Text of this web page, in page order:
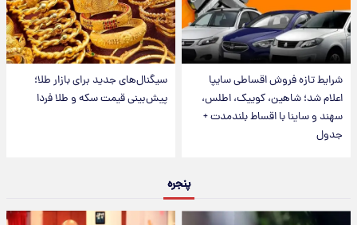
شرایط تازه فروش اقساطی سایپا
اعلام شد؛ شاهین، کوییک، اطلس،
سهند و ساینا با اقساط بلندمدت +
جدول
سیگنال‌های جدید برای بازار طلا؛
پیش‌بینی قیمت سکه و طلا فردا
پنجره